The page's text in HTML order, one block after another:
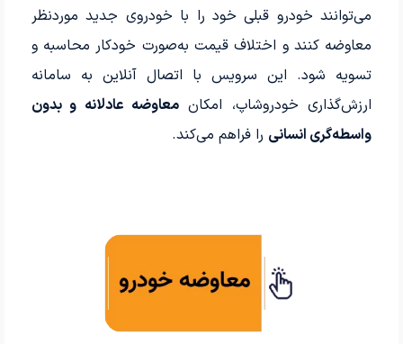
می‌توانند خودرو قبلی خود را با خودروی جدید موردنظر
معاوضه کنند و اختلاف قیمت به‌صورت خودکار محاسبه و
تسویه شود. این سرویس با اتصال آنلاین به سامانه
ارزش‌گذاری خودروشاپ، امکان معاوضه عادلانه و بدون
واسطه‌گری انسانی را فراهم می‌کند.